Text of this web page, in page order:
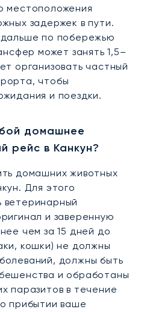
местоположения
задержек в пути.
дальше по побережью
может занять 1,5–
организовать частный
чтобы
и поездки.
домашнее
рейс в Канкун?
домашних животных
Для этого
ветеринарный
и заверенную
чем за 15 дней до
кошки) не должны
должны быть
и обработаны
паразитов в течение
прибытии ваше